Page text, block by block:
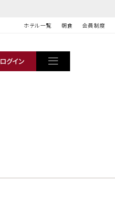
ホテル一覧 朝食 会員制度
ログイン